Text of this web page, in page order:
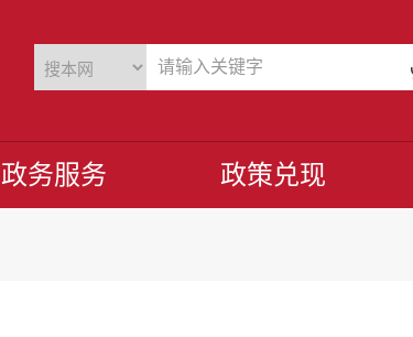
政务服务 政策兑现